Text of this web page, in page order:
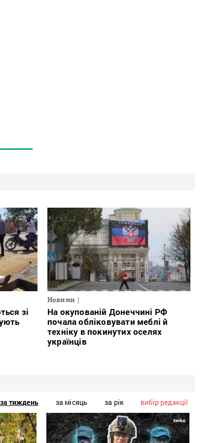
зі
Новини
На окупованій Донеччині РФ
почала обліковувати меблі й
техніку в покинутих оселях
українців
за тиждень за місяць за рік вибір редакції